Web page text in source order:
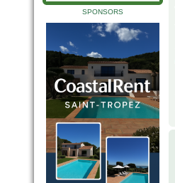
SPONSORS